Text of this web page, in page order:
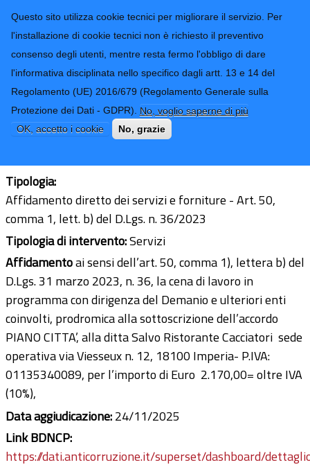
Questo sito utilizza cookie tecnici per migliorare il servizio. Per
l'installazione di cookie tecnici non è richiesto il preventivo
consenso degli utenti, mentre resta fermo l'obbligo di dare
l'informativa disciplinata nello specifico dagli artt. 13 e 14 del
Regolamento (UE) 2016/679 (Regolamento Generale sulla
Protezione dei Dati - GDPR). No, voglio saperne di più
OK, accetto i cookie
No, grazie
Provincia di
Imperia
CONTATTI-URP
TRASPARENZA
Form di ricerca
INCONTRO ISTITUZIONALE
Ultimo aggiornamento: 29/12/2025 - 12:59
Tipologia:
Affidamento diretto dei servizi e forniture - Art. 50,
comma 1, lett. b) del D.Lgs. n. 36/2023
Tipologia di intervento:Servizi
Affidamentoai sensi dell’art. 50, comma 1), lettera b) del
D.Lgs. 31 marzo 2023, n. 36, la cena di lavoro in
programma con dirigenza del Demanio e ulteriori enti
coinvolti, prodromica alla sottoscrizione dell’accordo
PIANO CITTA’, alla ditta Salvo Ristorante Cacciatori sede
operativa via Viesseux n. 12, 18100 Imperia- P.IVA:
01135340089, per l’importo di Euro 2.170,00= oltre IVA
(10%),
Data aggiudicazione:24/11/2025
Link BDNCP:
https://dati.anticorruzione.it/superset/dashboard/